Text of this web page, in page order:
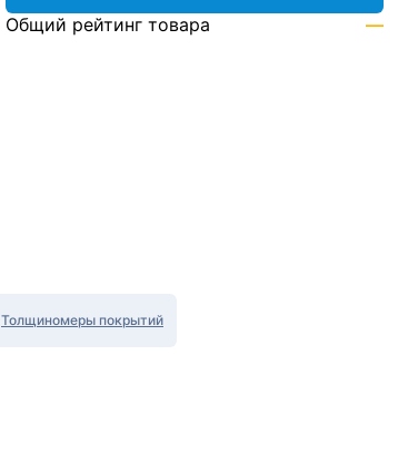
Общий рейтинг товара —
Толщиномеры покрытий